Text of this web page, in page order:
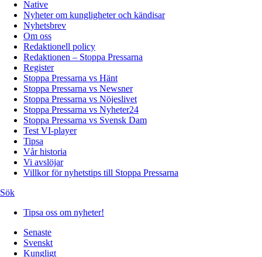
Native
Nyheter om kungligheter och kändisar
Nyhetsbrev
Om oss
Redaktionell policy
Redaktionen – Stoppa Pressarna
Register
Stoppa Pressarna vs Hänt
Stoppa Pressarna vs Newsner
Stoppa Pressarna vs Nöjeslivet
Stoppa Pressarna vs Nyheter24
Stoppa Pressarna vs Svensk Dam
Test VI-player
Tipsa
Vår historia
Vi avslöjar
Villkor för nyhetstips till Stoppa Pressarna
Sök
Tipsa oss om nyheter!
Senaste
Svenskt
Kungligt